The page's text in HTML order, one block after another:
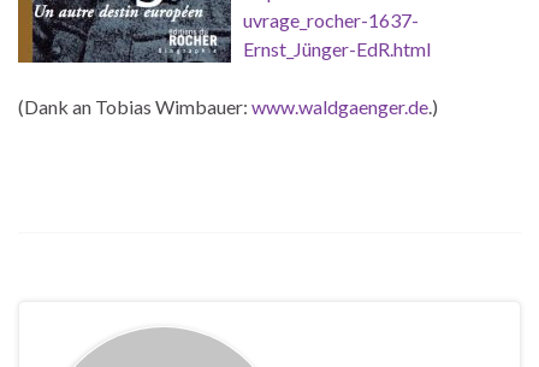
uvrage_rocher-1637-
Ernst_Jünger-EdR.html
(Dank an Tobias Wimbauer: www.waldgaenger.de.)